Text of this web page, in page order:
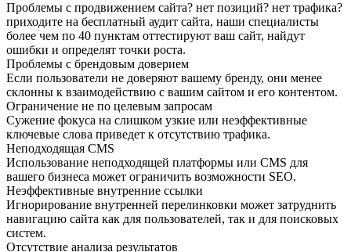
Проблемы с продвижением сайта? нет позиций? нет трафика?
приходите на бесплатный аудит сайта, наши специалисты
более чем по 40 пунктам оттестируют ваш сайт, найдут
ошибки и определят точки роста.
Проблемы с брендовым доверием
Если пользователи не доверяют вашему бренду, они менее
склонны к взаимодействию с вашим сайтом и его контентом.
Ограничение не по целевым запросам
Сужение фокуса на слишком узкие или неэффективные
ключевые слова приведет к отсутствию трафика.
Неподходящая CMS
Использование неподходящей платформы или CMS для
вашего бизнеса может ограничить возможности SEO.
Неэффективные внутренние ссылки
Игнорирование внутренней перелинковки может затруднить
навигацию сайта как для пользователей, так и для поисковых
систем.
Отсутствие анализа результатов